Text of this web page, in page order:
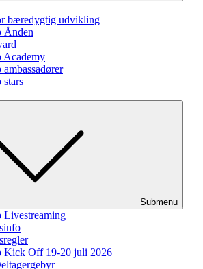
bæredygtig udvikling
Ånden
Academy
stars
Submenu
Livestreaming
Kick Off 19-20 juli 2026